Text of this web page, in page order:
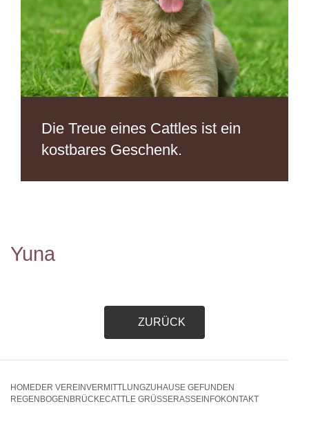
Die Treue eines Cattles ist ein
kostbares Geschenk.
Yuna
ZURÜCK
HOMEDER VEREINVERMITTLUNGZUHAUSE GEFUNDEN
REGENBOGENBRÜCKECATTLE GRÜSSE RASSEINFOKONTAKT